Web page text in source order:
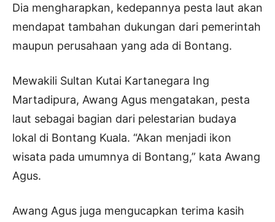
Dia mengharapkan, kedepannya pesta laut akan
mendapat tambahan dukungan dari pemerintah
maupun perusahaan yang ada di Bontang.
Mewakili Sultan Kutai Kartanegara Ing
Martadipura, Awang Agus mengatakan, pesta
laut sebagai bagian dari pelestarian budaya
lokal di Bontang Kuala. “Akan menjadi ikon
wisata pada umumnya di Bontang,” kata Awang
Agus.
Awang Agus juga mengucapkan terima kasih